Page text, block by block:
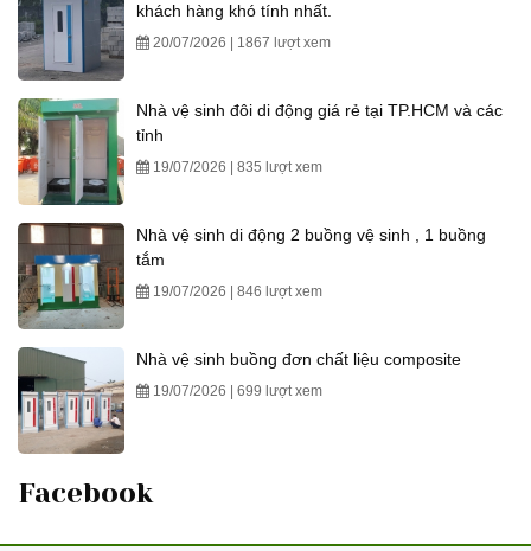
khách hàng khó tính nhất.
20/07/2026 | 1867 lượt xem
Nhà vệ sinh đôi di động giá rẻ tại TP.HCM và các
tỉnh
19/07/2026 | 835 lượt xem
Nhà vệ sinh di động 2 buồng vệ sinh , 1 buồng
tắm
19/07/2026 | 846 lượt xem
Nhà vệ sinh buồng đơn chất liệu composite
19/07/2026 | 699 lượt xem
Facebook